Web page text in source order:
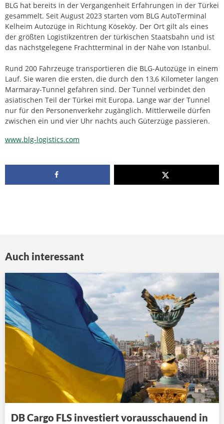
BLG hat bereits in der Vergangenheit Erfahrungen in der Türkei
gesammelt. Seit August 2023 starten vom BLG AutoTerminal
Kelheim Autozüge in Richtung Köseköy. Der Ort gilt als eines
der größten Logistikzentren der türkischen Staatsbahn und ist
das nächstgelegene Frachtterminal in der Nähe von Istanbul.
Rund 200 Fahrzeuge transportieren die BLG-Autozüge in einem
Lauf. Sie waren die ersten, die durch den 13,6 Kilometer langen
Marmaray-Tunnel gefahren sind. Der Tunnel verbindet den
asiatischen Teil der Türkei mit Europa. Lange war der Tunnel
nur für den Personenverkehr zugänglich. Mittlerweile dürfen
zwischen ein und vier Uhr nachts auch Güterzüge passieren.
www.blg-logistics.com
Auch interessant
DB Cargo FLS investiert vorausschauend in